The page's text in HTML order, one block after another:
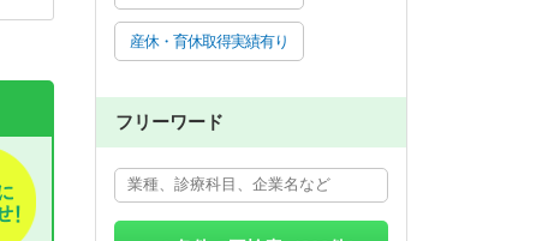
産休・育休取得実績有り
フリーワード